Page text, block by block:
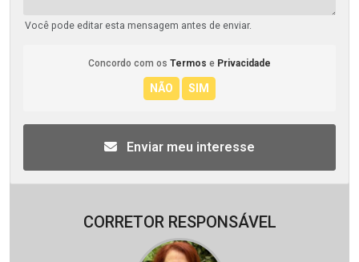
Você pode editar esta mensagem antes de enviar.
Concordo com os Termos e Privacidade
Enviar meu interesse
CORRETOR RESPONSÁVEL